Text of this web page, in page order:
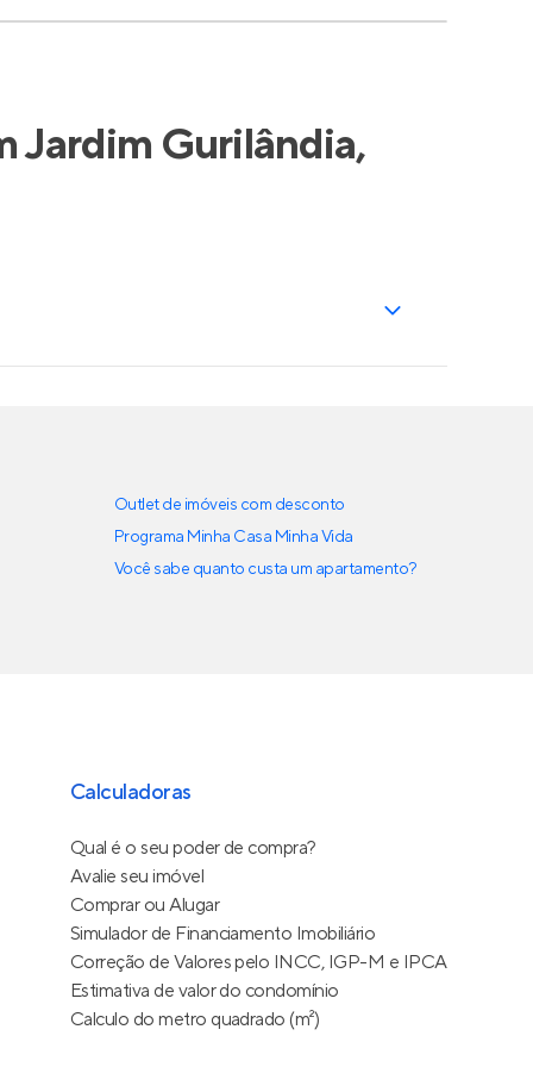
Jardim Gurilândia,
Outlet de imóveis com desconto
Programa Minha Casa Minha Vida
Você sabe quanto custa um apartamento?
Calculadoras
Qual é o seu poder de compra?
Avalie seu imóvel
Comprar ou Alugar
Simulador de Financiamento Imobiliário
Correção de Valores pelo INCC, IGP-M e IPCA
Estimativa de valor do condomínio
Calculo do metro quadrado (m²)